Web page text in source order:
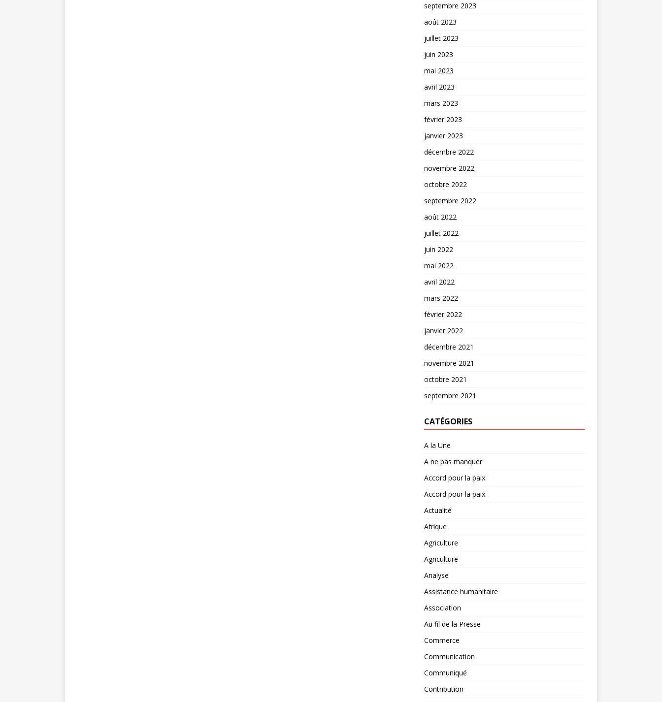
septembre 2023
août 2023
juillet 2023
juin 2023
mai 2023
avril 2023
mars 2023
février 2023
janvier 2023
décembre 2022
novembre 2022
octobre 2022
septembre 2022
août 2022
juillet 2022
juin 2022
mai 2022
avril 2022
mars 2022
février 2022
janvier 2022
décembre 2021
novembre 2021
octobre 2021
septembre 2021
CATÉGORIES
A la Une
A ne pas manquer
Accord pour la paix
Accord pour la paix
Actualité
Afrique
Agriculture
Agriculture
Analyse
Assistance humanitaire
Association
Au fil de la Presse
Commerce
Communication
Communiqué
Contribution